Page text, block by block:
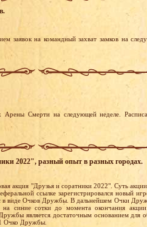
заявок на командный захват замков на
Арены Смерти на следующей неделе.
2022", разный опыт в разных городах.
акция "Друзья и соратники 2022". Суть
ссылке зарегистрировался новый
в виде Очков Дружбы. В дальнейшем Очки
синие сотки до момента окончания
является достаточным основанием для
1 Очко Дружбы.